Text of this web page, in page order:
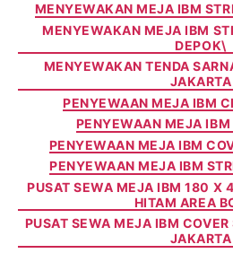
MENYEWAKAN MEJA IBM
MENYEWAKAN MEJA IBM
DEPOK\
MENYEWAKAN TENDA
JAKARTA
PENYEWAAN MEJA IBM
PENYEWAAN MEJA IBM
PENYEWAAN MEJA IBM
PENYEWAAN MEJA IBM
PUSAT SEWA MEJA IBM 180 X
HITAM AREA
PUSAT SEWA MEJA IBM
JAKARTA